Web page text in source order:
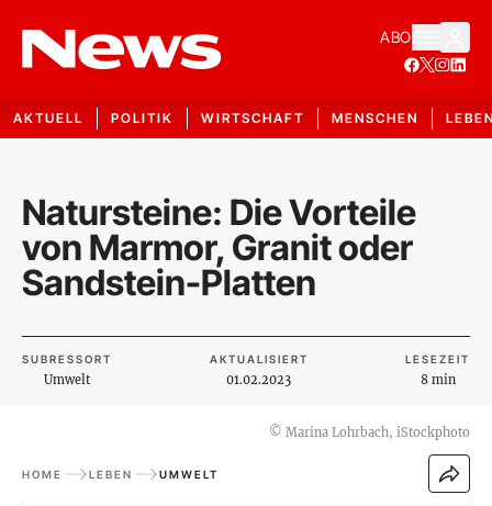
ABO
AKTUELL POLITIK WIRTSCHAFT MENSCHEN
Natursteine: Die Vorteile
von Marmor, Granit oder
Sandstein-Platten
SUBRESSORT
Umwelt
AKTUALISIERT
01.02.2023
LESEZEIT
8 min
© Marina Lohrbach, iStockphoto
HOME LEBEN UMWELT